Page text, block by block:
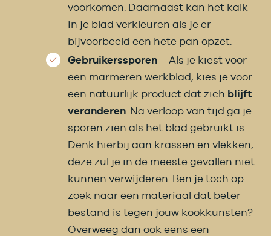
voorkomen. Daarnaast kan het kalk
in je blad verkleuren als je er
bijvoorbeeld een hete pan opzet.
Gebruikerssporen– Als je kiest voor
een marmeren werkblad, kies je voor
een natuurlijk product dat zich blijft
veranderen. Na verloop van tijd ga je
sporen zien als het blad gebruikt is.
Denk hierbij aan krassen en vlekken,
deze zul je in de meeste gevallen niet
kunnen verwijderen. Ben je toch op
zoek naar een materiaal dat beter
bestand is tegen jouw kookkunsten?
Overweeg dan ook eens een